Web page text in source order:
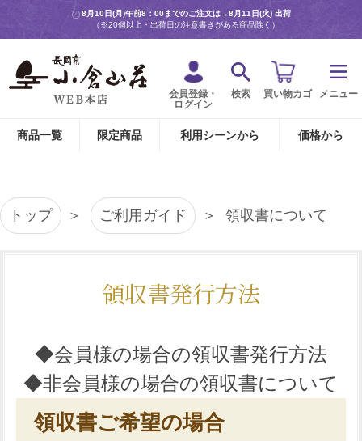
8月10日(月)午前8：00までのご注文は→8月11日(火) 出荷
（※20個以上・出荷日の注意書きがある商品除く）
会員登録・
ログイン
検索 買い物カゴ メニュー
商品一覧 限定商品 利用シーンから 価格から
トップ ご利用ガイド 領収書について
領収書発行方法
◆会員様の場合の領収書発行方法
◆非会員様の場合の領収書について
領収書ご希望の場合